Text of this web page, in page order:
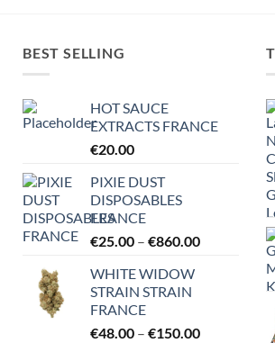
BEST SELLING
HOT SAUCE
EXTRACTS FRANCE
€20.00
PIXIE DUST
DISPOSABLES
FRANCE
€25.00 – €860.00Price
WHITE WIDOW
STRAIN STRAIN
FRANCE
€48.00 – €150.00Price